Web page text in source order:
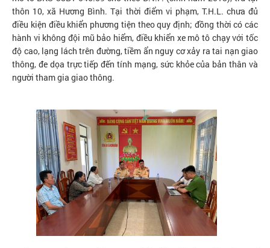
thôn 10, xã Hương Bình. Tại thời điểm vi phạm, T.H.L. chưa đủ
điều kiện điều khiển phương tiện theo quy định; đồng thời có các
hành vi không đội mũ bảo hiểm, điều khiển xe mô tô chạy với tốc
độ cao, lạng lách trên đường, tiềm ẩn nguy cơ xảy ra tai nạn giao
thông, đe dọa trực tiếp đến tính mạng, sức khỏe của bản thân và
người tham gia giao thông.